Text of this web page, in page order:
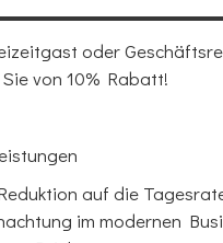
oder
von 10% Rabatt!
auf die
im modernen